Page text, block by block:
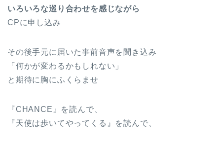
いろいろな巡り合わせを感じながら
CPに申し込み
その後手元に届いた事前音声を聞き込み
「何かが変わるかもしれない」
と期待に胸にふくらませ
『CHANCE』を読んで、
『天使は歩いてやってくる』を読んで、